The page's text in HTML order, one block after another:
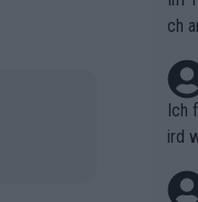
ch
Ich
ird